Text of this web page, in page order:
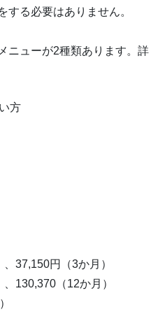
する必要はありません。
ニューが2種類あります。詳
方
37,150円（3か月）
130,370（12か月）